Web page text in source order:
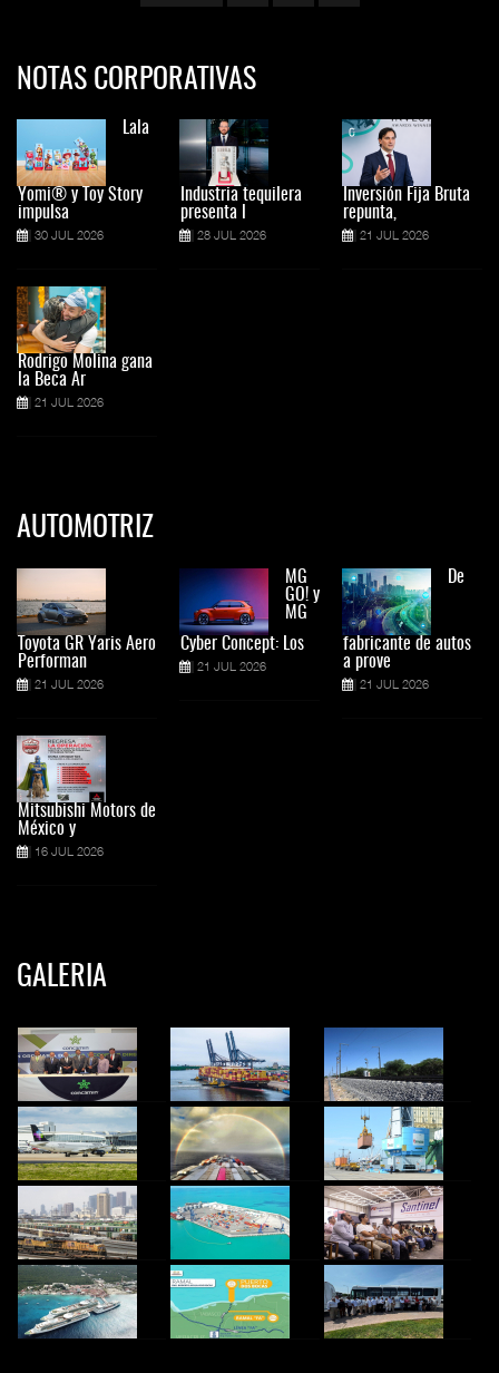
NOTAS CORPORATIVAS
Lala
Yomi® y Toy Story
impulsa
30 JUL 2026
Rodrigo Molina gana
la Beca Ar
21 JUL 2026
Industria tequilera
presenta l
28 JUL 2026
Inversión Fija Bruta
repunta,
21 JUL 2026
AUTOMOTRIZ
Toyota GR Yaris Aero
Performan
21 JUL 2026
Mitsubishi Motors de
México y
16 JUL 2026
MG
GO! y
MG
Cyber Concept: Los
21 JUL 2026
De
fabricante de autos
a prove
21 JUL 2026
GALERIA